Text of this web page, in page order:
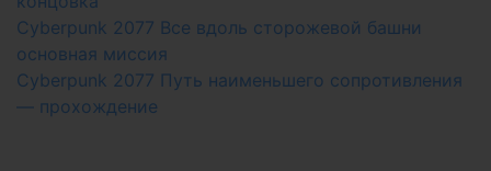
Cyberpunk 2077 Все вдоль сторожевой башни
основная миссия
Cyberpunk 2077 Путь наименьшего сопротивления
— прохождение